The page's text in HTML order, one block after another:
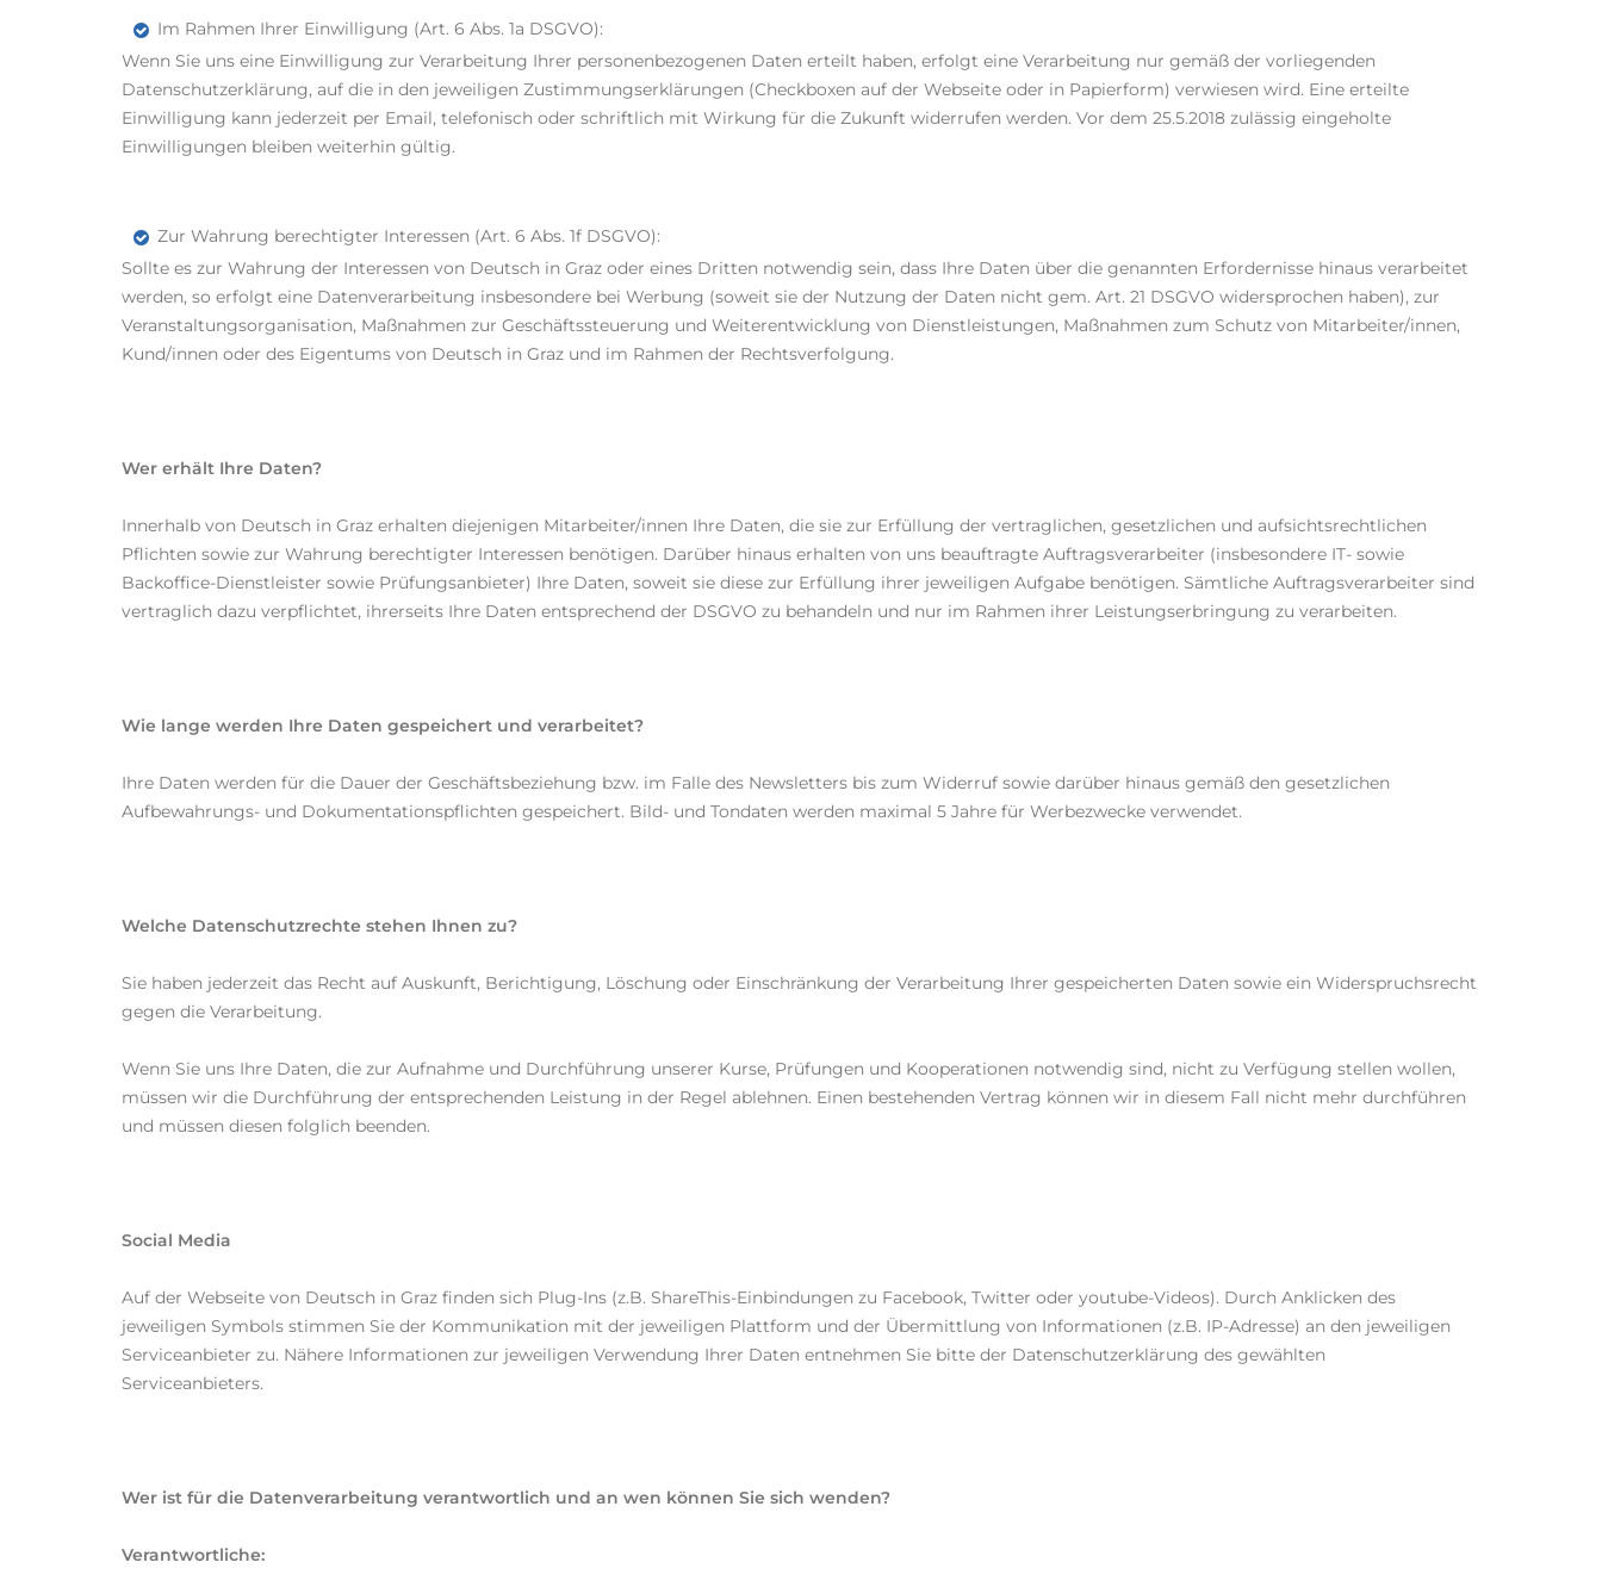
Im Rahmen Ihrer Einwilligung (Art. 6 Abs. 1a DSGVO):
Wenn Sie uns eine Einwilligung zur Verarbeitung Ihrer personenbezogenen Daten erteilt haben, erfolgt eine Verarbeitung nur gemäß der vorliegenden
Datenschutzerklärung, auf die in den jeweiligen Zustimmungserklärungen (Checkboxen auf der Webseite oder in Papierform) verwiesen wird. Eine erteilte
Einwilligung kann jederzeit per Email, telefonisch oder schriftlich mit Wirkung für die Zukunft widerrufen werden. Vor dem 25.5.2018 zulässig eingeholte
Einwilligungen bleiben weiterhin gültig.
Zur Wahrung berechtigter Interessen (Art. 6 Abs. 1f DSGVO):
Sollte es zur Wahrung der Interessen von Deutsch in Graz oder eines Dritten notwendig sein, dass Ihre Daten über die genannten Erfordernisse hinaus verarbeitet
werden, so erfolgt eine Datenverarbeitung insbesondere bei Werbung (soweit sie der Nutzung der Daten nicht gem. Art. 21 DSGVO widersprochen haben), zur
Veranstaltungsorganisation, Maßnahmen zur Geschäftssteuerung und Weiterentwicklung von Dienstleistungen, Maßnahmen zum Schutz von Mitarbeiter/innen,
Kund/innen oder des Eigentums von Deutsch in Graz und im Rahmen der Rechtsverfolgung.
Wer erhält Ihre Daten?
Innerhalb von Deutsch in Graz erhalten diejenigen Mitarbeiter/innen Ihre Daten, die sie zur Erfüllung der vertraglichen, gesetzlichen und aufsichtsrechtlichen
Pflichten sowie zur Wahrung berechtigter Interessen benötigen. Darüber hinaus erhalten von uns beauftragte Auftragsverarbeiter (insbesondere IT- sowie
Backoffice-Dienstleister sowie Prüfungsanbieter) Ihre Daten, soweit sie diese zur Erfüllung ihrer jeweiligen Aufgabe benötigen. Sämtliche Auftragsverarbeiter sind
vertraglich dazu verpflichtet, ihrerseits Ihre Daten entsprechend der DSGVO zu behandeln und nur im Rahmen ihrer Leistungserbringung zu verarbeiten.
Wie lange werden Ihre Daten gespeichert und verarbeitet?
Ihre Daten werden für die Dauer der Geschäftsbeziehung bzw. im Falle des Newsletters bis zum Widerruf sowie darüber hinaus gemäß den gesetzlichen
Aufbewahrungs- und Dokumentationspflichten gespeichert. Bild- und Tondaten werden maximal 5 Jahre für Werbezwecke verwendet.
Welche Datenschutzrechte stehen Ihnen zu?
Sie haben jederzeit das Recht auf Auskunft, Berichtigung, Löschung oder Einschränkung der Verarbeitung Ihrer gespeicherten Daten sowie ein Widerspruchsrecht
gegen die Verarbeitung.
Wenn Sie uns Ihre Daten, die zur Aufnahme und Durchführung unserer Kurse, Prüfungen und Kooperationen notwendig sind, nicht zu Verfügung stellen wollen,
müssen wir die Durchführung der entsprechenden Leistung in der Regel ablehnen. Einen bestehenden Vertrag können wir in diesem Fall nicht mehr durchführen
und müssen diesen folglich beenden.
Social Media
Auf der Webseite von Deutsch in Graz finden sich Plug-Ins (z.B. ShareThis-Einbindungen zu Facebook, Twitter oder youtube-Videos). Durch Anklicken des
jeweiligen Symbols stimmen Sie der Kommunikation mit der jeweiligen Plattform und der Übermittlung von Informationen (z.B. IP-Adresse) an den jeweiligen
Serviceanbieter zu. Nähere Informationen zur jeweiligen Verwendung Ihrer Daten entnehmen Sie bitte der Datenschutzerklärung des gewählten
Serviceanbieters.
Wer ist für die Datenverarbeitung verantwortlich und an wen können Sie sich wenden?
Verantwortliche: